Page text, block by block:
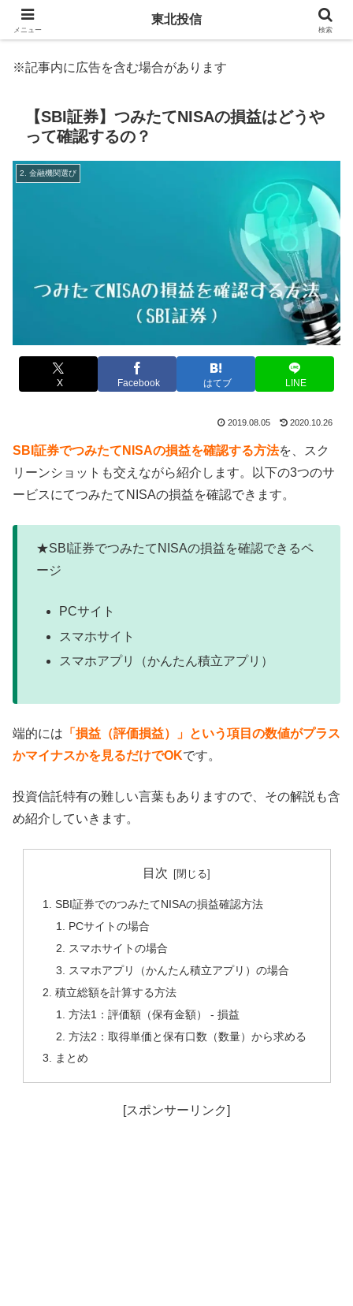
※記事内に広告を含む場合があります
【SBI証券】つみたてNISAの損益はどうや
って確認するの？
2. 金融機関選び
X Facebook はてブ LINE
2019.08.05 2020.10.26
SBI証券でつみたてNISAの損益を確認する方法を、スク
リーンショットも交えながら紹介します。以下の3つのサ
ービスにてつみたてNISAの損益を確認できます。
★SBI証券でつみたてNISAの損益を確認できるペ
ージ
PCサイト
スマホサイト
スマホアプリ（かんたん積立アプリ）
端的には 「損益（評価損益）」という項目の数値がプラス
かマイナスかを見るだけでOKです。
投資信託特有の難しい言葉もありますので、その解説も含
め紹介していきます。
目次
SBI証券でのつみたてNISAの損益確認方法
PCサイトの場合
スマホサイトの場合
スマホアプリ（かんたん積立アプリ）の場合
積立総額を計算する方法
方法1：評価額（保有金額） - 損益
方法2：取得単価と保有口数（数量）から求める
まとめ
[スポンサーリンク]
メニュー
東北投信
検索